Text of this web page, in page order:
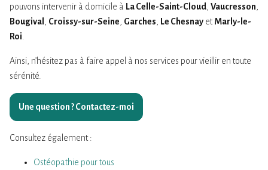
pouvons intervenir à domicile à La Celle-Saint-Cloud Vaucresson
Bougival
Croissy-sur-Seine Garches Le Chesnay etMarly-le-
Roi
Ainsi, n’hésitez pas à faire appel à nos services pour vieillir en toute
sérénité.
Une question ?Contactez-moi
Consultez également :
Ostéopathie pour tous